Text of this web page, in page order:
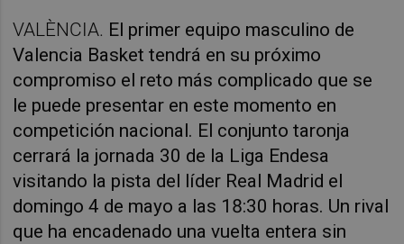
VALÈNCIA. El primer equipo masculino de
Valencia Basket tendrá en su próximo
compromiso el reto más complicado que se
le puede presentar en este momento en
competición nacional. El conjunto taronja
cerrará la jornada 30 de la Liga Endesa
visitando la pista del líder Real Madrid el
domingo 4 de mayo a las 18:30 horas. Un rival
que ha encadenado una vuelta entera sin